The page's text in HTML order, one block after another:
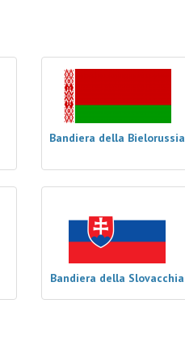
Bandiera della Bielorussia
Bandiera della Slovacchia